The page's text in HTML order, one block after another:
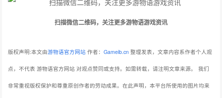
扫描微信二维码，关注更多游物语游戏资讯
版权声明:本文由游物语官方网站 作者：Gameib.cn 整理发表，文章内容系作者个人观
点，不代表 游物语官方网站 对观点赞同或支持。如需转载，请注明文章来源。 我们
非常重视版权保护和尊重原创作者的劳动成果。在此声明，本平台所使用的图片均来